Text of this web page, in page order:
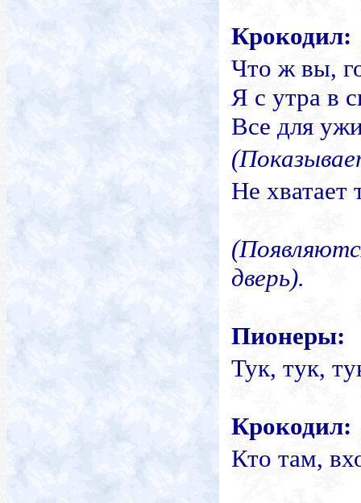
Крокодил:
Что ж вы,
Я с утра в
Все для
Не хватает
дверь).
Пионеры:
Тук, тук,
Крокодил:
Кто там,